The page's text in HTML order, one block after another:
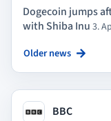
Dogecoin jumps
with Shiba Inu 3.
Older news
BBC